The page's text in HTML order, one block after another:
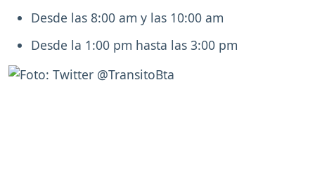
Desde las 8:00 am y las 10:00 am
Desde la 1:00 pm hasta las 3:00 pm